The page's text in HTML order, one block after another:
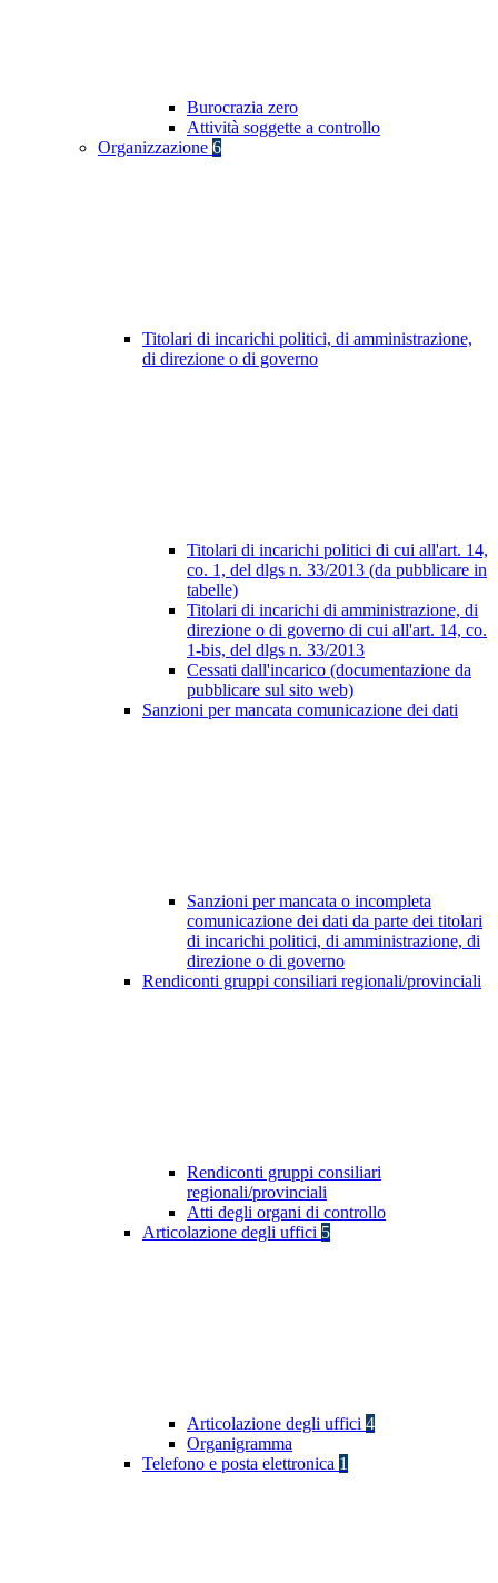
Burocrazia zero
Attività soggette a controllo
Organizzazione 6
Titolari di incarichi politici, di amministrazione,
di direzione o di governo
Titolari di incarichi politici di cui all'art. 14,
co. 1, del dlgs n. 33/2013 (da pubblicare in
tabelle)
Titolari di incarichi di amministrazione, di
direzione o di governo di cui all'art. 14, co.
1-bis, del dlgs n. 33/2013
Cessati dall'incarico (documentazione da
pubblicare sul sito web)
Sanzioni per mancata comunicazione dei dati
Sanzioni per mancata o incompleta
comunicazione dei dati da parte dei titolari
di incarichi politici, di amministrazione, di
direzione o di governo
Rendiconti gruppi consiliari regionali/provinciali
Rendiconti gruppi consiliari
regionali/provinciali
Atti degli organi di controllo
Articolazione degli uffici 5
Articolazione degli uffici 4
Organigramma
Telefono e posta elettronica 1